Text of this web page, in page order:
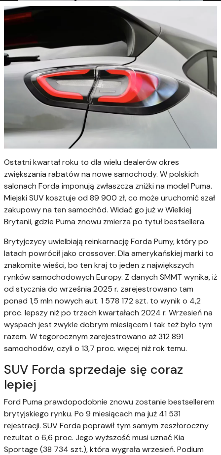
Ostatni kwartał roku to dla wielu dealerów okres
zwiększania rabatów na nowe samochody. W polskich
salonach Forda imponują zwłaszcza zniżki na model Puma.
Miejski SUV kosztuje od 89 900 zł, co może uruchomić szał
zakupowy na ten samochód. Widać go już w Wielkiej
Brytanii, gdzie Puma znowu zmierza po tytuł bestsellera.
Brytyjczycy uwielbiają reinkarnację Forda Pumy, który po
latach powrócił jako crossover. Dla amerykańskiej marki to
znakomite wieści, bo ten kraj to jeden z największych
rynków samochodowych Europy. Z danych SMMT wynika, iż
od stycznia do września 2025 r. zarejestrowano tam
ponad 1,5 mln nowych aut. 1 578 172 szt. to wynik o 4,2
proc. lepszy niż po trzech kwartałach 2024 r. Wrzesień na
wyspach jest zwykle dobrym miesiącem i tak też było tym
razem. W tegorocznym zarejestrowano aż 312 891
samochodów, czyli o 13,7 proc. więcej niż rok temu.
SUV Forda sprzedaje się coraz
lepiej
Ford Puma prawdopodobnie znowu zostanie bestsellerem
brytyjskiego rynku. Po 9 miesiącach ma już 41 531
rejestracji. SUV Forda poprawił tym samym zeszłoroczny
rezultat o 6,6 proc. Jego wyższość musi uznać Kia
Sportage (38 734 szt.), która wygrała wrzesień. Podium